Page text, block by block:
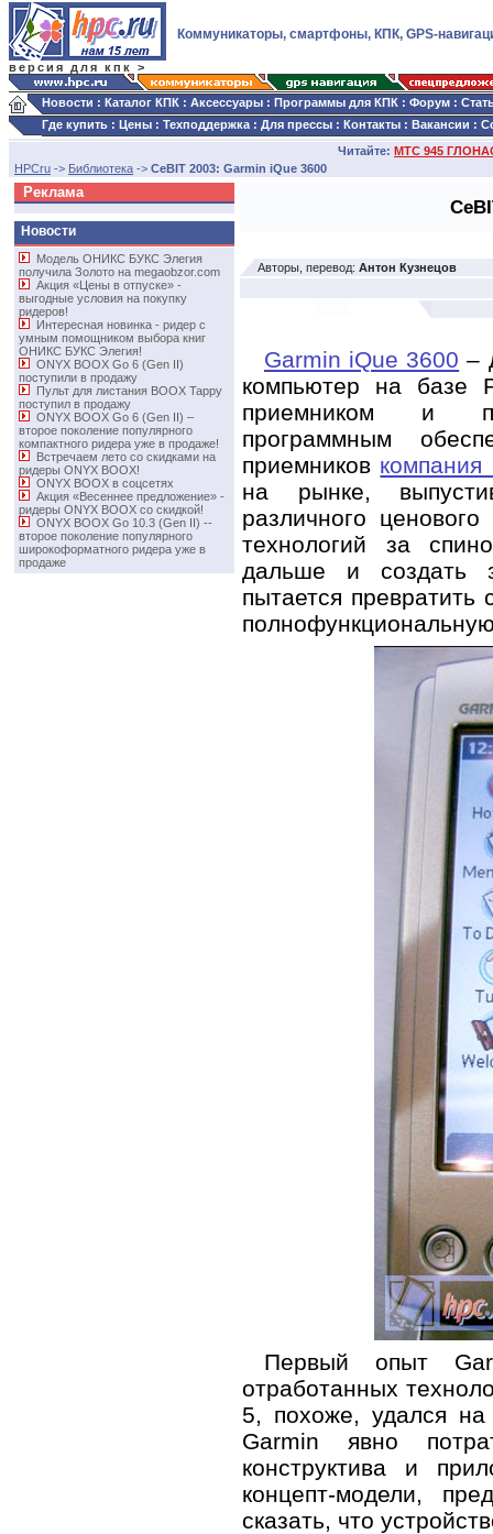
версия для кпк >
Коммуникаторы, смартфоны, КПК, GPS-
Новости : Каталог КПК : Аксессуары : Программы для КПК : Форум :
Где купить : Цены : Техподдержка : Для прессы : Контакты : Вакансии :
Читайте: МТС 945
HPCru -> Библиотека -> CeBIT 2003: Garmin iQue 3600
Реклама
Новости
Модель ОНИКС БУКС Элегия
получила Золото на megaobzor.com
Акция «Цены в отпуске» -
выгодные условия на покупку
ридеров!
Интересная новинка - ридер с
умным помощником выбора книг
ОНИКС БУКС Элегия!
ONYX BOOX Go 6 (Gen II)
поступили в продажу
Пульт для листания BOOX Tappy
поступил в продажу
ONYX BOOX Go 6 (Gen II) –
второе поколение популярного
компактного ридера уже в продаже!
Встречаем лето со скидками на
ридеры ONYX BOOX!
ONYX BOOX в соцсетях
Акция «Весеннее предложение» -
ридеры ONYX BOOX со скидкой!
ONYX BOOX Go 10.3 (Gen II) -­
второе поколение популярного
широкоформатного ридера уже в
продаже
Авторы, перевод: Антон Кузнецов
Garmin iQue 3600 –
компьютер на базе
приемником и
программным
приемников компания
на рынке,
различного
технологий за
дальше и создать
пытается
Первый опыт
отработанных
5, похоже, удался на
Garmin явно
конструктива и
концепт-модели,
сказать, что